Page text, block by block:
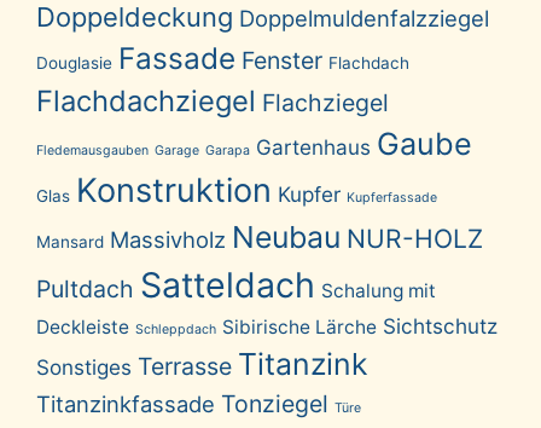
Doppeldeckung Doppelmuldenfalzziegel
Douglasie Fassade Fenster Flachdach
Flachdachziegel Flachziegel
Fledemausgauben Garage Garapa Gartenhaus Gaube
Glas Konstruktion Kupfer Kupferfassade
Mansard Massivholz Neubau NUR-HOLZ
Pultdach Satteldach Schalung mit
Deckleiste Schleppdach Sibirische Lärche Sichtschutz
Sonstiges Terrasse Titanzink
Titanzinkfassade Tonziegel Türe